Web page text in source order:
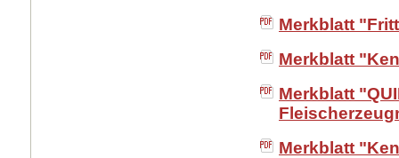
Merkblatt
Merkblatt
Merkblatt
Merkblatt